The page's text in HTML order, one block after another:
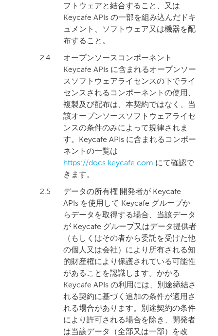
フトウェアと結合すること、又は
Keycafe APIs の一部を組み込んだドキ
ュメント、ソフトウェア又は機器を配
布すること。
2.4
オープンソースコンポーネント
Keycafe APIs に含まれるオープンソー
スソフトウェアライセンスの下でライ
センスされるコンポーネントの使用、
複製及び配布は、本契約ではなく、当
該オープンソースソフトウェアライセ
ンスの条件のみによって規律されま
す。Keycafe APIs に含まれるコンポー
ネントの一覧は
https://docs.keycafe.com にて確認で
きます。
2.5
データの所有権 開発者が Keycafe
APIs を使用して Keycafe グループか
らデータを取得する場合、当該データ
が Keycafe グループ又はデータ提供者
（もしくはその者から委託を受けた他
の個人又は会社）により所有される知
的財産権により保護されている可能性
があることを認識します。かかる
Keycafe APIs の利用には、別途締結さ
れる契約に基づく追加の条件が適用さ
れる場合があります。別途契約の条件
により許可される場合を除き、開発者
は当該データ（全部又は一部）を改